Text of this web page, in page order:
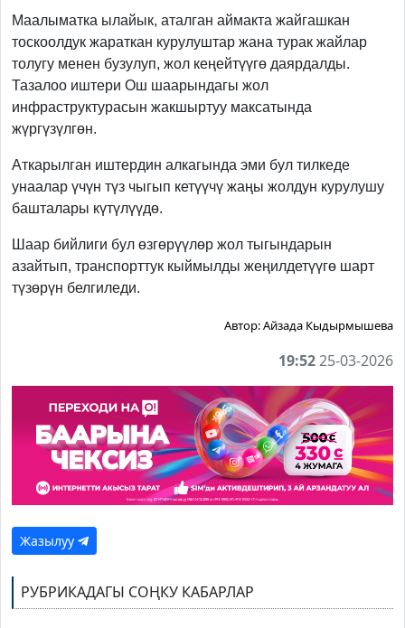
Маалыматка ылайык, аталган аймакта жайгашкан
тоскоолдук жараткан курулуштар жана турак жайлар
толугу менен бузулуп, жол кеңейтүүгө даярдалды.
Тазалоо иштери Ош шаарындагы жол
инфраструктурасын жакшыртуу максатында
жүргүзүлгөн.
Аткарылган иштердин алкагында эми бул тилкеде
унаалар үчүн түз чыгып кетүүчү жаңы жолдун курулушу
башталары күтүлүүдө.
Шаар бийлиги бул өзгөрүүлөр жол тыгындарын
азайтып, транспорттук кыймылды жеңилдетүүгө шарт
түзөрүн белгиледи.
Автор:Айзада Кыдырмышева
19:5225-03-2026
Жазылуу
РУБРИКАДАГЫ СОҢКУ КАБАРЛАР